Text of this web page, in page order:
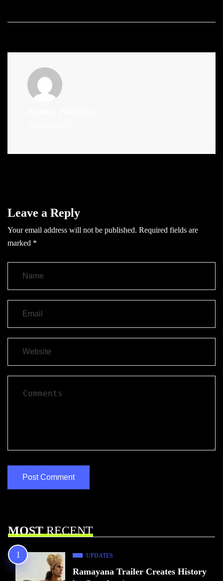
Leave a Reply
Your email address will not be published. Required fields are
marked *
MOSTRECENT
UPDATES
Ramayana Trailer Creates History